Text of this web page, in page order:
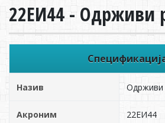
22ЕИ44 - Одрживи
Назив Одрживи
Акроним 22ЕИ44